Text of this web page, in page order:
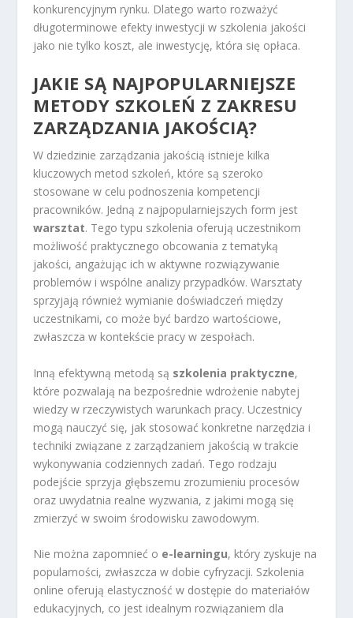
konkurencyjnym rynku. Dlatego warto rozważyć
długoterminowe efekty inwestycji w szkolenia jakości
jako nie tylko koszt, ale inwestycję, która się opłaca.
JAKIE SĄ NAJPOPULARNIEJSZE
METODY SZKOLEŃ Z ZAKRESU
ZARZĄDZANIA JAKOŚCIĄ?
W dziedzinie zarządzania jakością istnieje kilka
kluczowych metod szkoleń, które są szeroko
stosowane w celu podnoszenia kompetencji
pracowników. Jedną z najpopularniejszych form jest
warsztat. Tego typu szkolenia oferują uczestnikom
możliwość praktycznego obcowania z tematyką
jakości, angażując ich w aktywne rozwiązywanie
problemów i wspólne analizy przypadków. Warsztaty
sprzyjają również wymianie doświadczeń między
uczestnikami, co może być bardzo wartościowe,
zwłaszcza w kontekście pracy w zespołach.
Inną efektywną metodą są szkolenia praktyczne,
które pozwalają na bezpośrednie wdrożenie nabytej
wiedzy w rzeczywistych warunkach pracy. Uczestnicy
mogą nauczyć się, jak stosować konkretne narzędzia i
techniki związane z zarządzaniem jakością w trakcie
wykonywania codziennych zadań. Tego rodzaju
podejście sprzyja głębszemu zrozumieniu procesów
oraz uwydatnia realne wyzwania, z jakimi mogą się
zmierzyć w swoim środowisku zawodowym.
Nie można zapomnieć o e-learningu, który zyskuje na
popularności, zwłaszcza w dobie cyfryzacji. Szkolenia
online oferują elastyczność w dostępie do materiałów
edukacyjnych, co jest idealnym rozwiązaniem dla